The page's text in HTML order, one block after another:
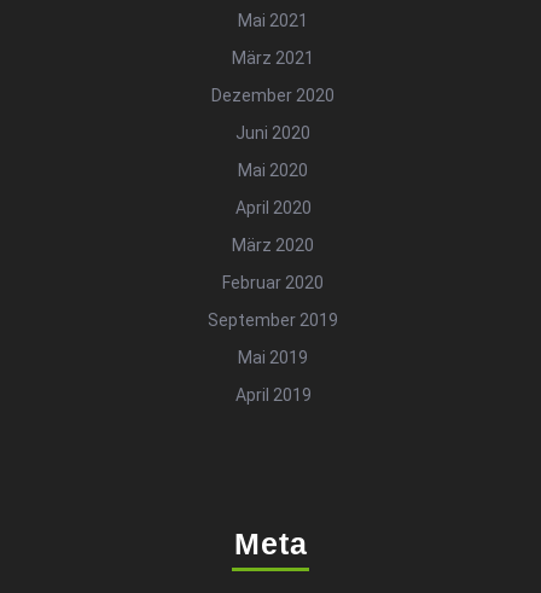
Mai 2021
März 2021
Dezember 2020
Juni 2020
Mai 2020
April 2020
März 2020
Februar 2020
September 2019
Mai 2019
April 2019
Meta